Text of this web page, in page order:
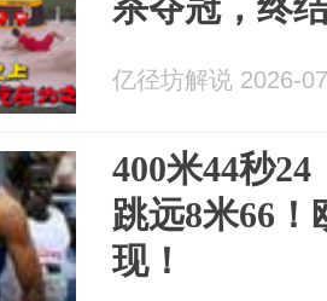
亿径坊解说 2026-
400米44秒
跳远8米66
现！